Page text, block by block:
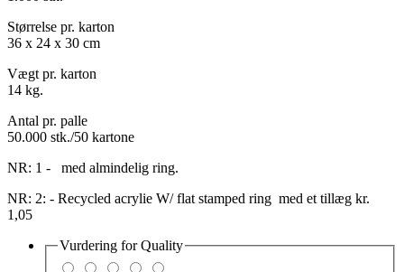
Størrelse pr. karton
36 x 24 x 30 cm
Vægt pr. karton
14 kg.
Antal pr. palle
50.000 stk./50 kartone
NR: 1 - med almindelig ring.
NR: 2: - Recycled acrylie W/ flat stamped ring med et tillæg kr.
1,05
Vurdering forQuality